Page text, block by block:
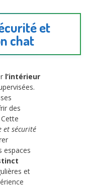
et
chat
l’intérieur
des
et sécurité
espaces
et